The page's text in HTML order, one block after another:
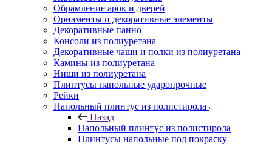
Обрамление арок и дверей
Орнаменты и декоративные элементы
Декоративные панно
Консоли из полиуретана
Декоративные чаши и полки из полиуретана
Камины из полиуретана
Ниши из полиуретана
Плинтусы напольные ударопрочные
Рейки
Напольный плинтус из полистирола
Назад
Напольный плинтус из полистирола
Плинтусы напольные под покраску